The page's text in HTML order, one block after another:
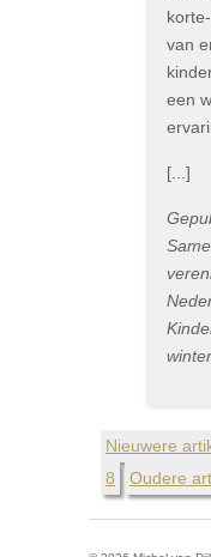
van
een
[...]
Nieuwere
8
Oudere